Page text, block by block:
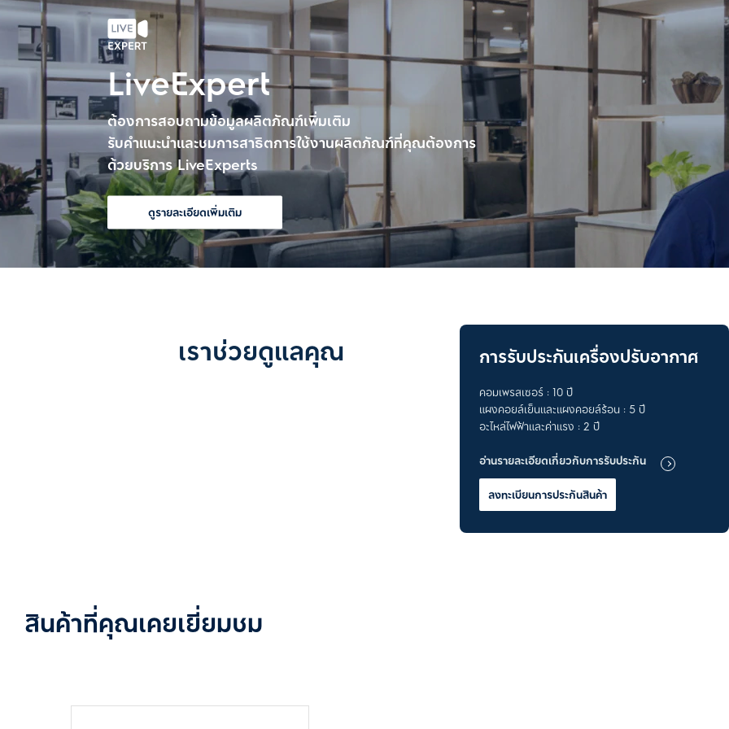
LiveExpert
ต้องการสอบถามข้อมูลผลิตภัณฑ์เพิ่มเติม
รับคำแนะนำและชมการสาธิตการใช้งานผลิตภัณฑ์ที่คุณต้องการ
ด้วยบริการ LiveExperts
ดูรายละเอียดเพิ่มเติม
เราช่วยดูแลคุณ การรับประกันเครื่องปรับอากาศ
คอมเพรสเซอร์ : 10 ปี
แผงคอยล์เย็นและแผงคอยล์ร้อน : 5 ปี
อะไหล่ไฟฟ้าและค่าแรง : 2 ปี
อ่านรายละเอียดเกี่ยวกับการรับประกัน
ลงทะเบียนการประกันสินค้า
สินค้าที่คุณเคยเยี่ยมชม